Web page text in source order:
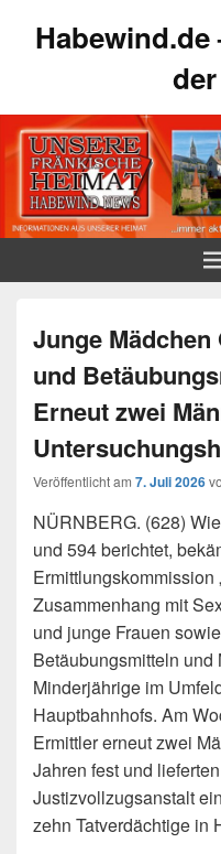
Junge
und
Erneut zwei
Veröffentlicht am 7. Juli 2026
NÜRNBERG. (628)
und 594 berichtet,
Ermittlungskommission
Zusammenhang mit
und junge Frauen
Betäubungsmitteln und
Minderjährige im
Hauptbahnhofs. Am
Ermittler erneut zwei
Jahren fest und
Justizvollzugsanstalt
zehn Tatverdächtige in